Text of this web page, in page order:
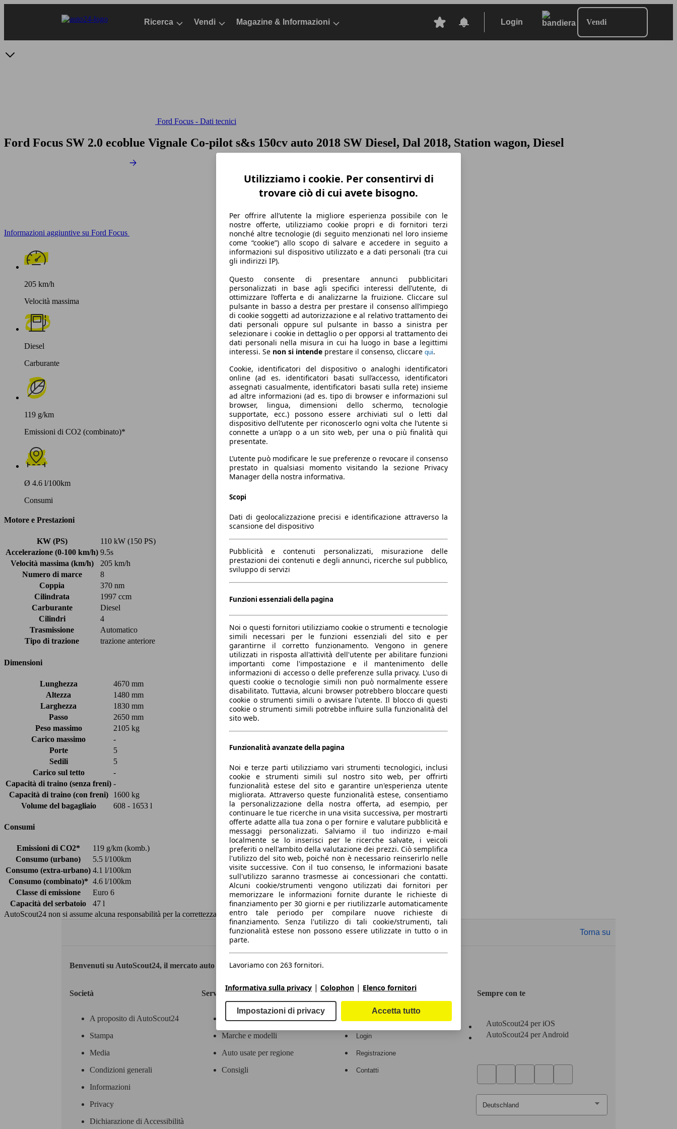
Ricerca Vendi Magazine & Informazioni Login Vendi
Ford Focus - Dati tecnici
Ford Focus SW 2.0 ecoblue Vignale Co-pilot s&s 150cv auto 2018 SW Diesel, Dal 2018, Station wagon, Diesel
Informazioni aggiuntive su Ford Focus
205 km/h
Velocità massima
Diesel
Carburante
119 g/km
Emissioni di CO2 (combinato)*
Ø 4.6 l/100km
Consumi
Motore e Prestazioni
KW (PS)
110 kW (150 PS)
Accelerazione (0-100 km/h) 9.5s
Velocità massima (km/h)
205 km/h
Numero di marce
8
Coppia
370 nm
Cilindrata
1997 ccm
Carburante
Diesel
Cilindri
4
Trasmissione
Automatico
Tipo di trazione
trazione anteriore
Dimensioni
Lunghezza
4670 mm
Altezza
1480 mm
Larghezza
1830 mm
Passo
2650 mm
Peso massimo
2105 kg
Carico massimo
-
Porte
5
Sedili
5
Carico sul tetto
-
Capacità di traino (senza freni) -
Capacità di traino (con freni)
1600 kg
Volume del bagagliaio
608 - 1653 l
Consumi
Emissioni di CO2*
119 g/km (komb.)
Consumo (urbano)
5.5 l/100km
Consumo (extra-urbano) 4.1 l/100km
Consumo (combinato)* 4.6 l/100km
Classe di emissione
Euro 6
Capacità del serbatoio
47 l
AutoScout24 non si assume alcuna responsabilità per la correttezza dei dati.
Torna su
Benvenuti su AutoScout24, il mercato auto europeo.
Società
A proposito di AutoScout24
Stampa
Media
Condizioni generali
Informazioni
Privacy
Dichiarazione di Accessibilità
Servizi
Contatti
Marche e modelli
Auto usate per regione
Consigli
Area rivenditori
Login
Registrazione
Contatti
Sempre con te
AutoScout24 per iOS
AutoScout24 per Android
Utilizziamo i cookie. Per consentirvi di
trovare ciò di cui avete bisogno.
Per offrire all’utente la migliore esperienza possibile con le
nostre offerte, utilizziamo cookie propri e di fornitori terzi
nonché altre tecnologie (di seguito menzionati nel loro insieme
come “cookie”) allo scopo di salvare e accedere in seguito a
informazioni sul dispositivo utilizzato e a dati personali (tra cui
gli indirizzi IP).
Questo consente di presentare annunci pubblicitari
personalizzati in base agli specifici interessi dell’utente, di
ottimizzare l’offerta e di analizzarne la fruizione. Cliccare sul
pulsante in basso a destra per prestare il consenso all’impiego
di cookie soggetti ad autorizzazione e al relativo trattamento dei
dati personali oppure sul pulsante in basso a sinistra per
selezionare i cookie in dettaglio o per opporsi al trattamento dei
dati personali nella misura in cui ha luogo in base a legittimi
interessi. Se non si intende prestare il consenso, cliccare qui.
Cookie, identificatori del dispositivo o analoghi identificatori
online (ad es. identificatori basati sull’accesso, identificatori
assegnati casualmente, identificatori basati sulla rete) insieme
ad altre informazioni (ad es. tipo di browser e informazioni sul
browser, lingua, dimensioni dello schermo, tecnologie
supportate, ecc.) possono essere archiviati sul o letti dal
dispositivo dell’utente per riconoscerlo ogni volta che l’utente si
connette a un’app o a un sito web, per una o più finalità qui
presentate.
L’utente può modificare le sue preferenze o revocare il consenso
prestato in qualsiasi momento visitando la sezione Privacy
Manager della nostra informativa.
Scopi
Dati di geolocalizzazione precisi e identificazione attraverso la
scansione del dispositivo
Pubblicità e contenuti personalizzati, misurazione delle
prestazioni dei contenuti e degli annunci, ricerche sul pubblico,
sviluppo di servizi
Funzioni essenziali della pagina
Noi o questi fornitori utilizziamo cookie o strumenti e tecnologie
simili necessari per le funzioni essenziali del sito e per
garantirne il corretto funzionamento. Vengono in genere
utilizzati in risposta all'attività dell'utente per abilitare funzioni
importanti come l'impostazione e il mantenimento delle
informazioni di accesso o delle preferenze sulla privacy. L'uso di
questi cookie o tecnologie simili non può normalmente essere
disabilitato. Tuttavia, alcuni browser potrebbero bloccare questi
cookie o strumenti simili o avvisare l'utente. Il blocco di questi
cookie o strumenti simili potrebbe influire sulla funzionalità del
sito web.
Funzionalità avanzate della pagina
Noi e terze parti utilizziamo vari strumenti tecnologici, inclusi
cookie e strumenti simili sul nostro sito web, per offrirti
funzionalità estese del sito e garantire un'esperienza utente
migliorata. Attraverso queste funzionalità estese, consentiamo
la personalizzazione della nostra offerta, ad esempio, per
continuare le tue ricerche in una visita successiva, per mostrarti
offerte adatte alla tua zona o per fornire e valutare pubblicità e
messaggi personalizzati. Salviamo il tuo indirizzo e-mail
localmente se lo inserisci per le ricerche salvate, i veicoli
preferiti o nell'ambito della valutazione dei prezzi. Ciò semplifica
l'utilizzo del sito web, poiché non è necessario reinserirlo nelle
visite successive. Con il tuo consenso, le informazioni basate
sull'utilizzo saranno trasmesse ai concessionari che contatti.
Alcuni cookie/strumenti vengono utilizzati dai fornitori per
memorizzare le informazioni fornite durante le richieste di
finanziamento per 30 giorni e per riutilizzarle automaticamente
entro tale periodo per compilare nuove richieste di
finanziamento. Senza l'utilizzo di tali cookie/strumenti, tali
funzionalità estese non possono essere utilizzate in tutto o in
parte.
Lavoriamo con 263 fornitori.
Informativa sulla privacy | Colophon | Elenco fornitori
Impostazioni di privacy Accetta tutto